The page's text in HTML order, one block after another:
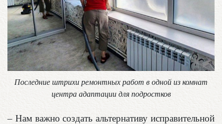
Последние штрихи ремонтных работ в одной из комнат
центра адаптации для подростков
– Нам важно создать альтернативу исправительной